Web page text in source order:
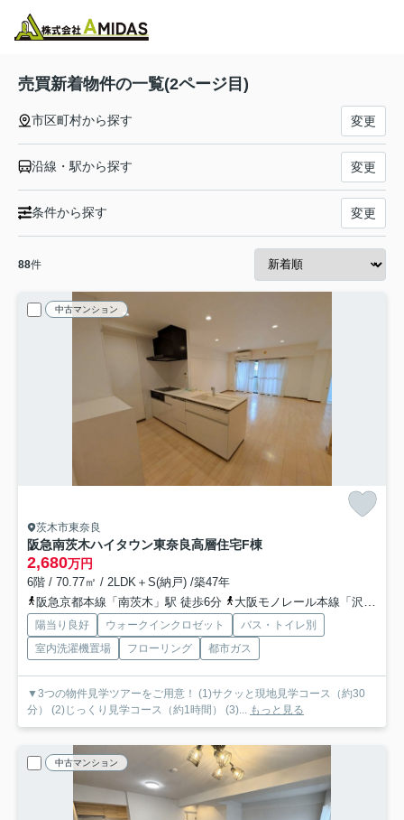
売買新着物件の一覧(2ページ目)
市区町村から探す 変更
沿線・駅から探す 変更
条件から探す 変更
88件
中古マンション
茨木市東奈良
阪急南茨木ハイタウン東奈良高層住宅F棟
2,680万円
6階 / 70.77㎡ / 2LDK＋S(納戸) /築47年
阪急京都本線「南茨木」駅 徒歩6分
大阪モノレール本線「沢良宜」駅 徒歩16分
陽当り良好 ウォークインクロゼット
バス・トイレ別
室内洗濯機置場
フローリング 都市ガス
▼3つの物件見学ツアーをご用意！ (1)サクッと現地見学コース（約30
分） (2)じっくり見学コース（約1時間） (3)...
もっと見る
中古マンション